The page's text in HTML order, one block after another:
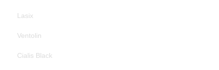
Lasix
Ventolin
Cialis Black